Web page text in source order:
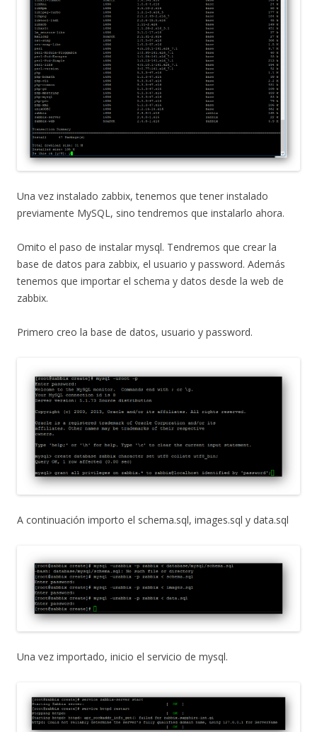
Una vez instalado zabbix, tenemos que tener instalado
previamente MySQL, sino tendremos que instalarlo ahora.
Omito el paso de instalar mysql. Tendremos que crear la
base de datos para zabbix, el usuario y password. Además
tenemos que importar el schema y datos desde la web de
zabbix.
Primero creo la base de datos, usuario y password.
A continuación importo el schema.sql, images.sql y data.sql
Una vez importado, inicio el servicio de mysql.